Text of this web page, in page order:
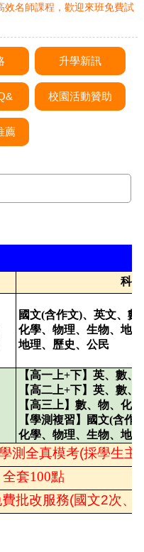
效名師課程，歡迎來班免費試
升學新訊
校園活動贊助
薦